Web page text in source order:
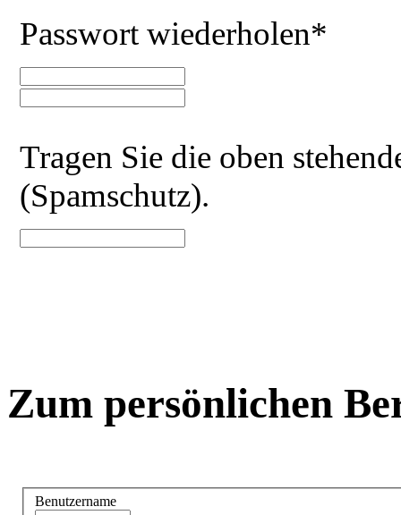
Passwort wiederholen*
Tragen Sie die oben
(Spamschutz).
Zum persönlichen
Benutzername